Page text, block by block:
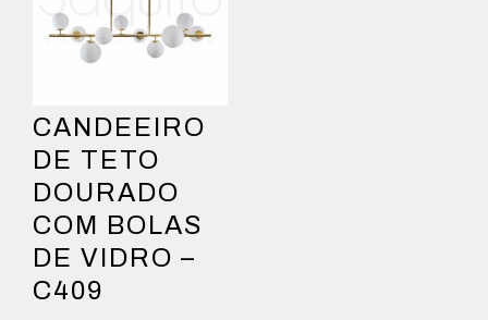
CANDEEIRO
DE TETO
DOURADO
COM BOLAS
DE VIDRO –
C409